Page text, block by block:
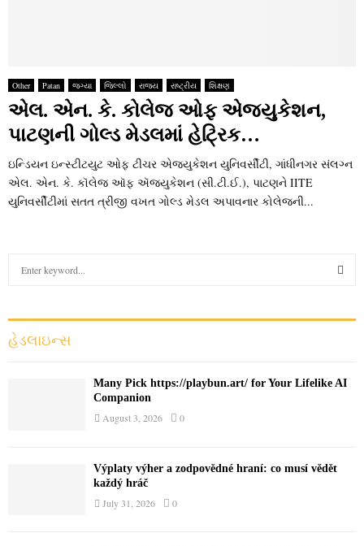
Other Patan જગ્યા જિલ્લો રાજ્ય રાષ્ટ્રીય શિક્ષણ
એલ. એન. કે. કોલેજ ઓફ એજ્યુકેશન,
પાટણની ગોલ્ડ મેડલમાં હેટ્રિક…
ઇન્ડિયન ઇન્સ્ટીટયુટ ઓફ ટીચર એજ્યુકેશન યુનિવર્સીટી, ગાંધીનગર સંલગ્ન
એલ. એન. કે. કૉલેજ ઑફ ઍજ્યુકેશન (સી.ટી.ઈ.), પાટણને IITE
યુનિવર્સીટીમાં સતત ત્રીજી વખત ગોલ્ડ મેડલ અપાવનાર કોલેજની...
c
h
હેડલાઇન્સ
Many Pick https://playbun.art/ for Your Lifelike AI
Companion
August 3, 2026 0
Výplaty výher a zodpovědné hraní: co musí vědět
každý hráč
July 31, 2026 0